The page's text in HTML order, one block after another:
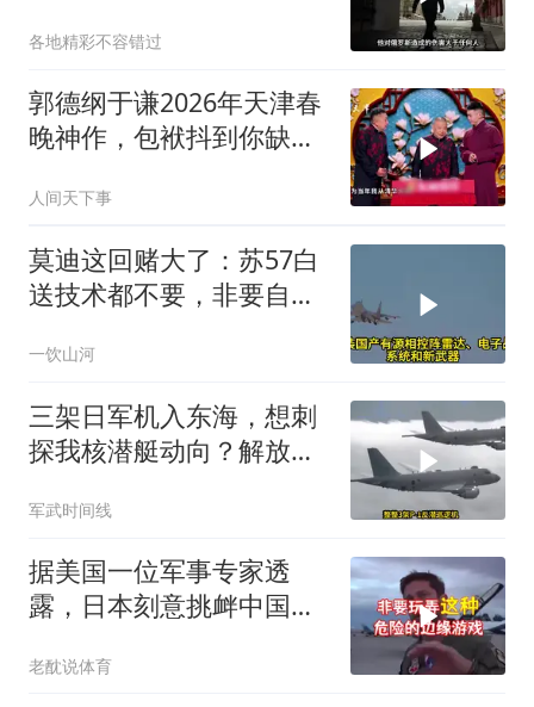
各地精彩不容错过
郭德纲于谦2026年天津春
晚神作，包袱抖到你缺氧
人间天下事
莫迪这回赌大了：苏57白
送技术都不要，非要自己
一饮山河
三架日军机入东海，想刺
探我核潜艇动向？解放军
军武时间线
据美国一位军事专家透
露，日本刻意挑衅中国，
老酖说体育